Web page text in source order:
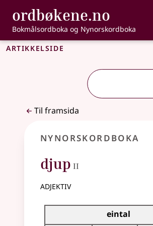
Gå til hovudinnhald
Tilgjenge
ordbøkene.no ,
Bokmålsordboka og Nynorskordboka
Artikkelside
Til framsida
Nynorskordboka
djup II
adjektiv
Bøyningstabell for dette
eintal